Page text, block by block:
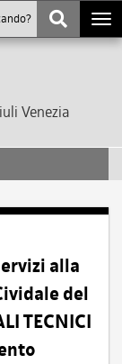
Venezia
alla
del
TECNICI